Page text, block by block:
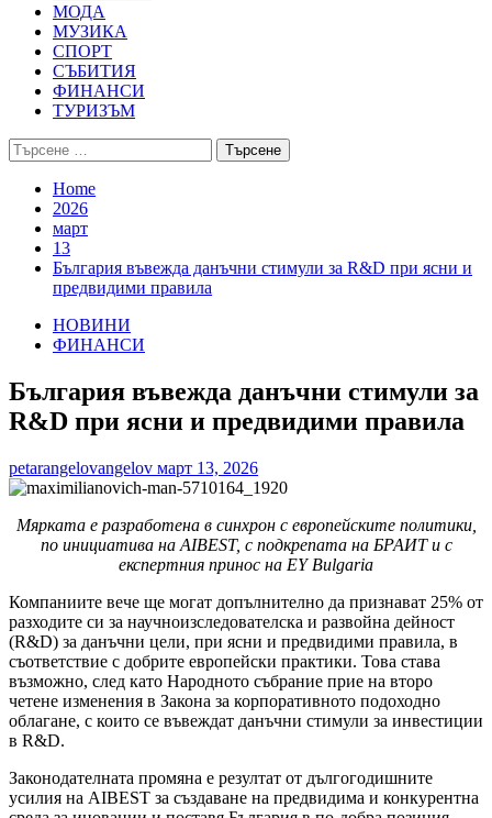
МОДА
МУЗИКА
СПОРТ
СЪБИТИЯ
ФИНАНСИ
ТУРИЗЪМ
Търсене
за:
Home
2026
март
13
България въвежда данъчни стимули за R&D при ясни и
предвидими правила
НОВИНИ
ФИНАНСИ
България въвежда данъчни стимули за
R&D при ясни и предвидими правила
petarangelovangelov март 13, 2026
Мярката е разработена в синхрон с европейските политики,
по инициатива на AIBEST, с подкрепата на БРАИТ и с
експертния принос на EY Bulgaria
Компаниите вече ще могат допълнително да признават 25% от
разходите си за научноизследователска и развойна дейност
(R&D) за данъчни цели, при ясни и предвидими правила, в
съответствие с добрите европейски практики. Това става
възможно, след като Народното събрание прие на второ
четене изменения в Закона за корпоративното подоходно
облагане, с които се въвеждат данъчни стимули за инвестиции
в R&D.
Законодателната промяна е резултат от дългогодишните
усилия на AIBEST за създаване на предвидима и конкурентна